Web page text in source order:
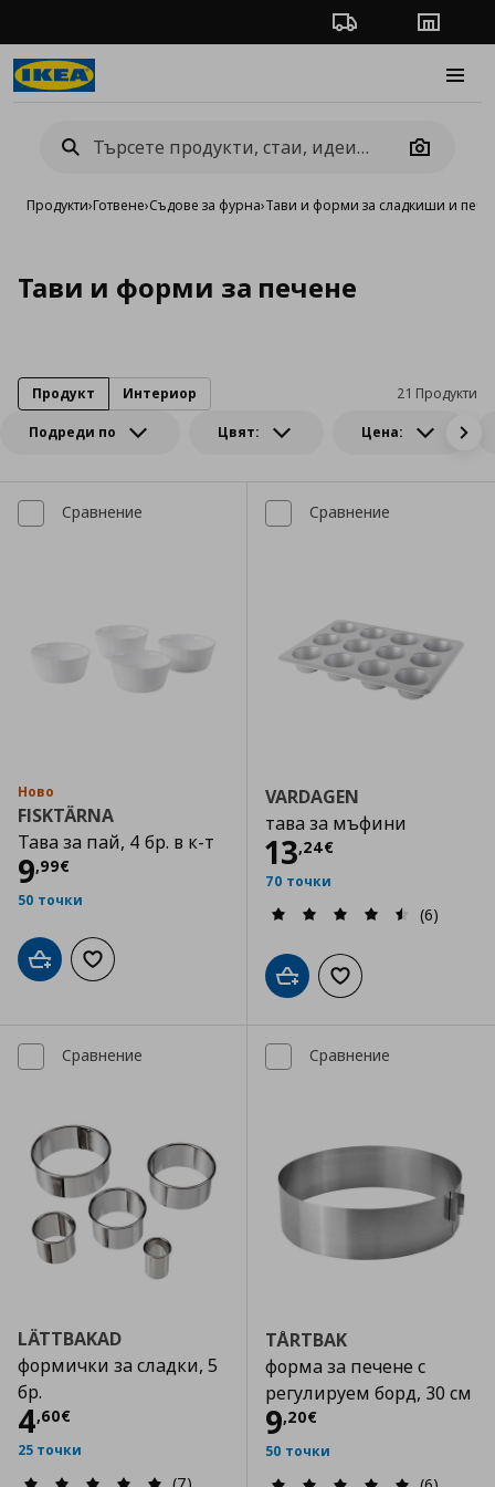
Проследяване на
Camera
Продукти›Готвене›Съдове за фурна›Тави и форми за сладкиши и
Тави и форми за печене
Подреди по Цвят: Цена:
21 Продукти
Продукт Интериор
Сравнение
Ново
FISKTÄRNA
Тава за пай, 4 бр. в к-т
9,99€
Цена
50 точки
Добави в кошницата
Добави към списъка с любими
Сравнение
VARDAGEN
тава за мъфини
13,24€
Цена
70 точки
(6)
Добави в кошницата
Добави към
Сравнение
LÄTTBAKAD
формички за сладки, 5
бр.
4,60€
Цена
25 точки
Сравнение
TÅRTBAK
форма за печене с
регулируем борд, 30 см
9,20€
Цена
50 точки